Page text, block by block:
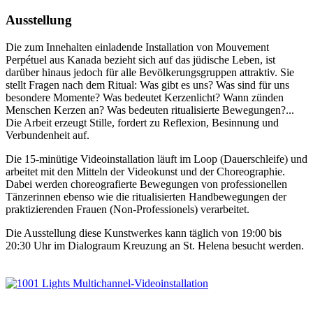
Ausstellung
Die zum Innehalten einladende Installation von Mouvement
Perpétuel aus Kanada bezieht sich auf das jüdische Leben, ist
darüber hinaus jedoch für alle Bevölkerungsgruppen attraktiv. Sie
stellt Fragen nach dem Ritual: Was gibt es uns? Was sind für uns
besondere Momente? Was bedeutet Kerzenlicht? Wann zünden
Menschen Kerzen an? Was bedeuten ritualisierte Bewegungen?...
Die Arbeit erzeugt Stille, fordert zu Reflexion, Besinnung und
Verbundenheit auf.
Die 15-minütige Videoinstallation läuft im Loop (Dauerschleife) und
arbeitet mit den Mitteln der Videokunst und der Choreographie.
Dabei werden choreografierte Bewegungen von professionellen
Tänzerinnen ebenso wie die ritualisierten Handbewegungen der
praktizierenden Frauen (Non-Professionels) verarbeitet.
Die Ausstellung diese Kunstwerkes kann täglich von 19:00 bis
20:30 Uhr im Dialograum Kreuzung an St. Helena besucht werden.